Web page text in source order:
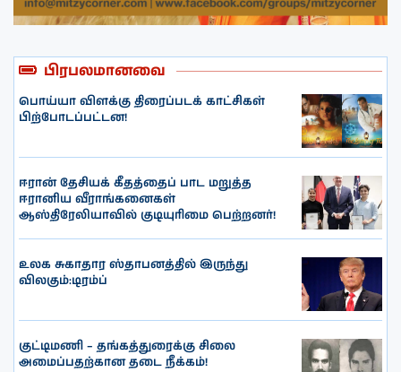
பிரபலமானவை
பொய்யா விளக்கு திரைப்படக் காட்சிகள்
பிற்போடப்பட்டன!
ஈரான் தேசியக் கீதத்தைப் பாட மறுத்த
ஈரானிய வீராங்கனைகள்
ஆஸ்திரேலியாவில் குடியுரிமை பெற்றனர்!
உலக சுகாதார ஸ்தாபனத்தில் இருந்து
விலகும்:டிரம்ப்
குட்டிமணி – தங்கத்துரைக்கு சிலை
அமைப்பதற்கான தடை நீக்கம்!